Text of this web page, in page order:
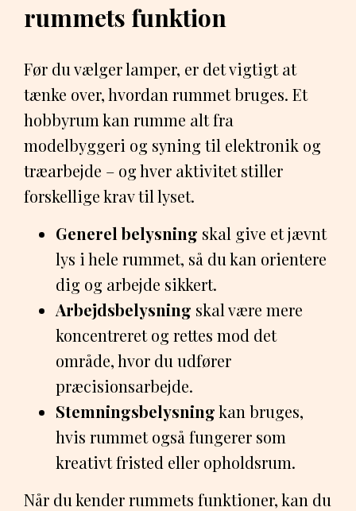
rummets funktion
Før du vælger lamper, er det vigtigt at
tænke over, hvordan rummet bruges. Et
hobbyrum kan rumme alt fra
modelbyggeri og syning til elektronik og
træarbejde – og hver aktivitet stiller
forskellige krav til lyset.
Generel belysning skal give et jævnt
lys i hele rummet, så du kan orientere
dig og arbejde sikkert.
Arbejdsbelysning skal være mere
koncentreret og rettes mod det
område, hvor du udfører
præcisionsarbejde.
Stemningsbelysningkan bruges,
hvis rummet også fungerer som
kreativt fristed eller opholdsrum.
Når du kender rummets funktioner, kan du